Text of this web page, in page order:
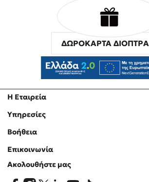
Η Εταιρεία
Υπηρεσίες
Βοήθεια
Επικοινωνία
ΔΩΡΟΚΑΡΤΑ ΔΙΟΠΤΡΑ
Ακολουθήστε μας